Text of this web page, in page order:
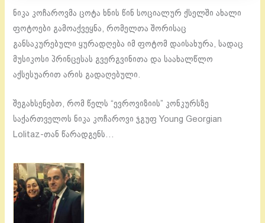
ნიკა კოჩაროვმა ცოტა ხნის წინ სოციალურ ქსელში ახალი
ფოტოები გამოაქვეყნა, რომელთა შორისაც
განსაკურებული ყურადღება იმ ფოტომ დაისახურა, სადაც
მუსიკოსი პრინცესას გვერგვინითა და საახალწლო
აქსესუარით არის გადაღებული.
შეგახსენებთ, რომ წელს “ევროვიზიის” კონკურსზე
საქართველოს ნიკა კოჩაროვი ჯგუფ Young Georgian
Lolitaz-თან წარადგენს…